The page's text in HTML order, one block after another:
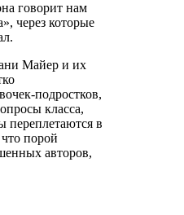
говорит нам
через которые
Майер и их
подростков,
класса,
переплетаются в
порой
авторов,